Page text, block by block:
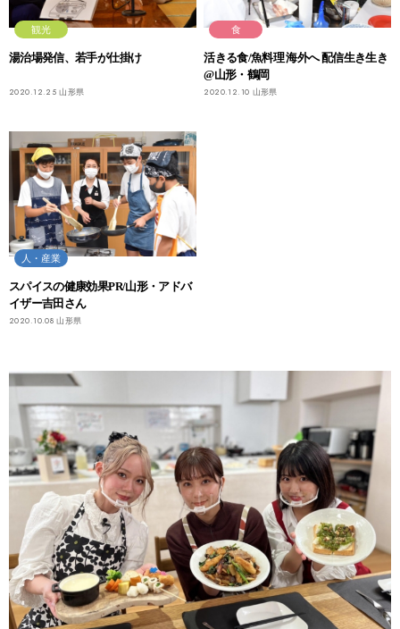
観光
湯治場発信、若手が仕掛け
2020.12.25 山形県
食
活きる食/魚料理 海外へ 配信生き生き
@山形・鶴岡
2020.12.10 山形県
人・産業
スパイスの健康効果PR/山形・アドバ
イザー吉田さん
2020.10.08 山形県